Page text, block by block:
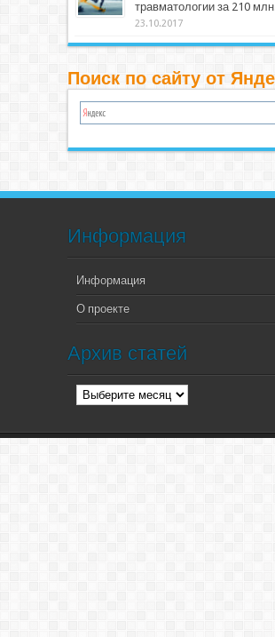
травматологии за 210
23.10.2017
Поиск по сайту от
Информация
Информация
О проекте
Архив статей
Архив
статей